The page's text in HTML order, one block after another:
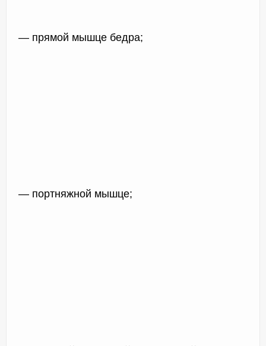
— прямой мышце бедра;
— портняжной мышце;